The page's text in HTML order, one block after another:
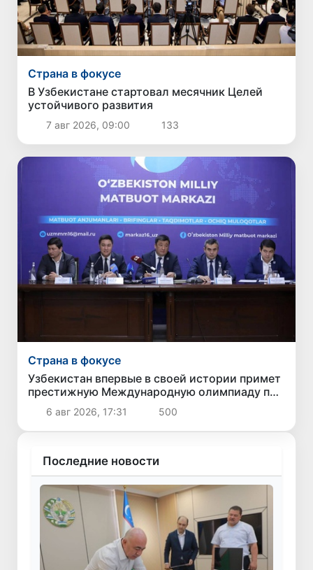
Страна в фокусе
В Узбекистане стартовал месячник Целей
устойчивого развития
7 авг 2026, 09:00 133
Страна в фокусе
Узбекистан впервые в своей истории примет
престижную Международную олимпиаду по
информатике IOI 2026
6 авг 2026, 17:31 500
Последние новости